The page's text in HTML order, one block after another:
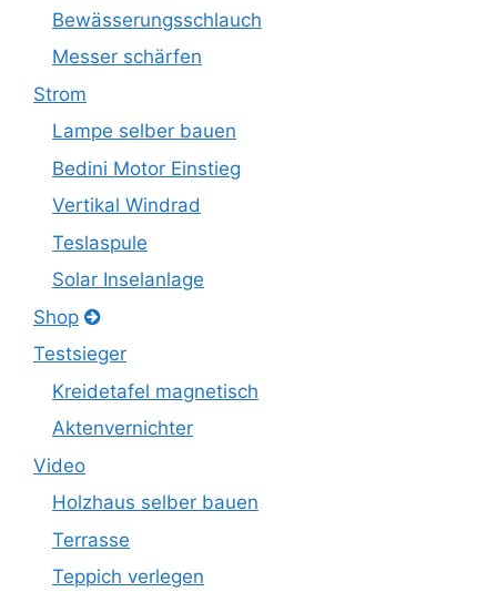
Bewässerungsschlauch
Messer schärfen
Strom
Lampe selber bauen
Bedini Motor Einstieg
Vertikal Windrad
Teslaspule
Solar Inselanlage
Shop
Testsieger
Kreidetafel magnetisch
Aktenvernichter
Video
Holzhaus selber bauen
Terrasse
Teppich verlegen